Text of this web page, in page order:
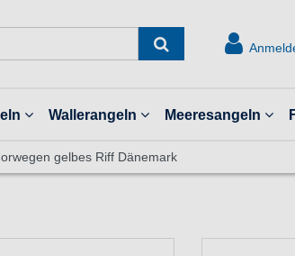
Wallerangeln Meeresangeln
gelbes Riff Dänemark